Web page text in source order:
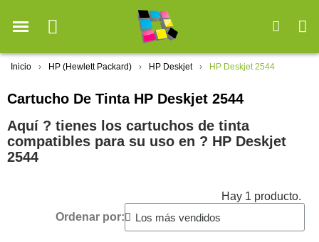
Inicio HP (Hewlett Packard) HP Deskjet HP Deskjet 2544
Cartucho De Tinta HP Deskjet 2544
Aquí ? tienes los cartuchos de tinta
compatibles para su uso en ?️ HP Deskjet
2544
Hay 1 producto.
Ordenar por: